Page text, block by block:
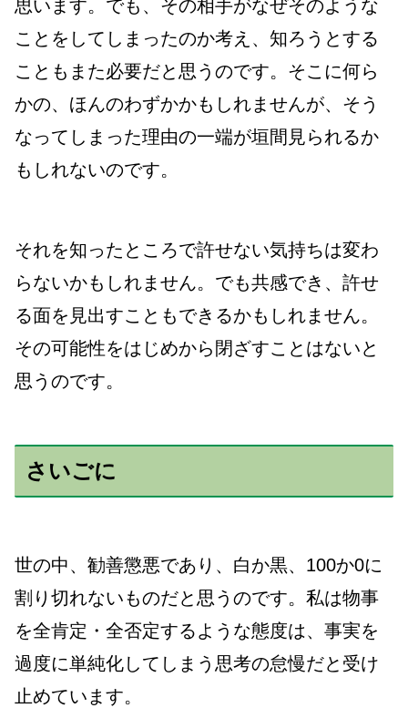
思います。でも、その相手がなぜそのような
ことをしてしまったのか考え、知ろうとする
こともまた必要だと思うのです。そこに何ら
かの、ほんのわずかかもしれませんが、そう
なってしまった理由の一端が垣間見られるか
もしれないのです。
それを知ったところで許せない気持ちは変わ
らないかもしれません。でも共感でき、許せ
る面を見出すこともできるかもしれません。
その可能性をはじめから閉ざすことはないと
思うのです。
さいごに
世の中、勧善懲悪であり、白か黒、100か0に
割り切れないものだと思うのです。私は物事
を全肯定・全否定するような態度は、事実を
過度に単純化してしまう思考の怠慢だと受け
止めています。